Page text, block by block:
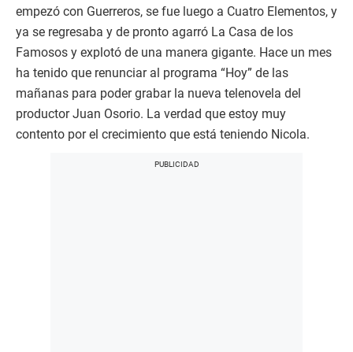
empezó con Guerreros, se fue luego a Cuatro Elementos, y
ya se regresaba y de pronto agarró La Casa de los
Famosos y explotó de una manera gigante. Hace un mes
ha tenido que renunciar al programa “Hoy” de las
mañanas para poder grabar la nueva telenovela del
productor Juan Osorio. La verdad que estoy muy
contento por el crecimiento que está teniendo Nicola.